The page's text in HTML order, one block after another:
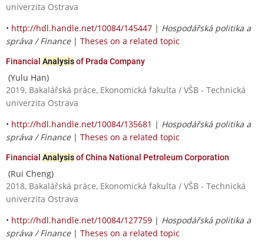
univerzita Ostrava
• http://hdl.handle.net/10084/145447 | Hospodářská politika a
správa / Finance| Theses on a related topic
Financial Analysisof Prada Company
(Yulu Han)
2019, Bakalářská práce, Ekonomická fakulta / VŠB - Technická
univerzita Ostrava
• http://hdl.handle.net/10084/135681 | Hospodářská politika a
správa / Finance| Theses on a related topic
Financial Analysisof China National Petroleum Corporation
(Rui Cheng)
2018, Bakalářská práce, Ekonomická fakulta / VŠB - Technická
univerzita Ostrava
• http://hdl.handle.net/10084/127759 | Hospodářská politika a
správa / Finance| Theses on a related topic